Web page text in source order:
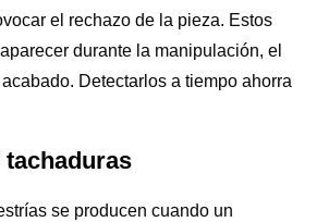
el rechazo de la pieza. Estos
durante la manipulación, el
Detectarlos a tiempo ahorra
se producen cuando un